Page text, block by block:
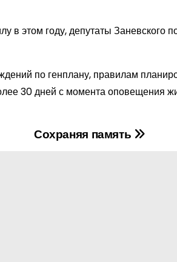
в этом году, депутаты Заневского
по генплану, правилам
30 дней с момента оповещения
Сохраняя память